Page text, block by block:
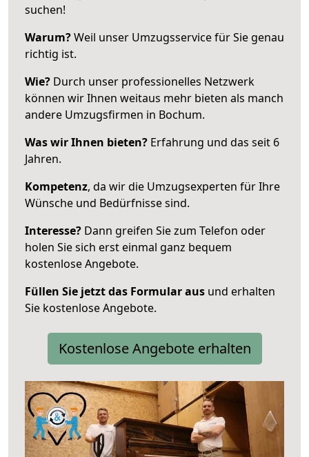
suchen!
Warum?Weil unser Umzugsservice für Sie genau
richtig ist.
Wie? Durch unser professionelles Netzwerk
können wir Ihnen weitaus mehr bieten als manch
andere Umzugsfirmen in Bochum.
Was wir Ihnen bieten? Erfahrung und das seit 6
Jahren.
Kompetenz, da wir die Umzugsexperten für Ihre
Wünsche und Bedürfnisse sind.
Interesse? Dann greifen Sie zum Telefon oder
holen Sie sich erst einmal ganz bequem
kostenlose Angebote.
Füllen Sie jetzt das Formular aus und erhalten
Sie kostenlose Angebote.
Kostenlose Angebote erhalten